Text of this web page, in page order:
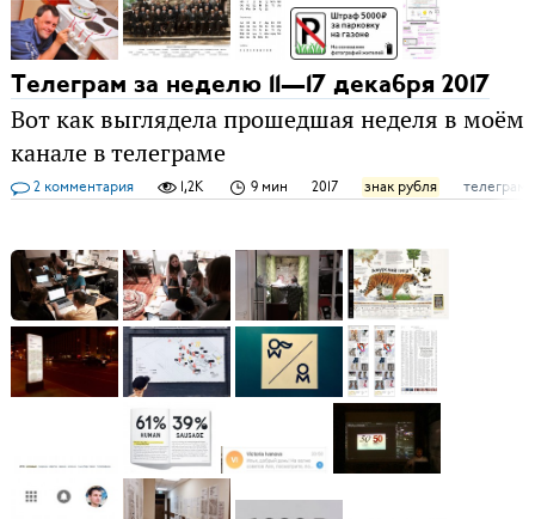
Телеграм за неделю 11—17 декабря 2017
Вот как выглядела прошедшая неделя в моём
канале в телеграме
2 комментария 1,2K 9 мин 2017 знак рубля телеграм-